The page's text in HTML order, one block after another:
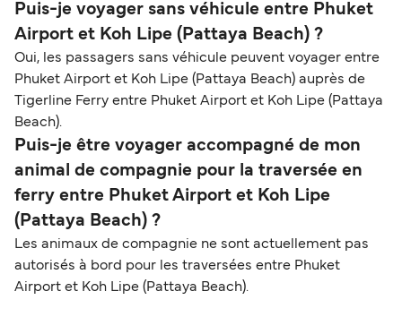
Puis-je voyager sans véhicule entre Phuket
Airport et Koh Lipe (Pattaya Beach) ?
Oui, les passagers sans véhicule peuvent voyager entre
Phuket Airport et Koh Lipe (Pattaya Beach) auprès de
Tigerline Ferry entre Phuket Airport et Koh Lipe (Pattaya
Beach).
Puis-je être voyager accompagné de mon
animal de compagnie pour la traversée en
ferry entre Phuket Airport et Koh Lipe
(Pattaya Beach) ?
Les animaux de compagnie ne sont actuellement pas
autorisés à bord pour les traversées entre Phuket
Airport et Koh Lipe (Pattaya Beach).